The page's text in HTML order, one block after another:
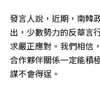
發言人說，近期，南韓
出，少數勢力的反華言
求嚴正應對。我們相信
合作夥伴關係一定能積
謀不會得逞。